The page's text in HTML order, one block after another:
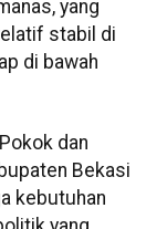
yang
stabil di
di bawah
dan
Bekasi
kebutuhan